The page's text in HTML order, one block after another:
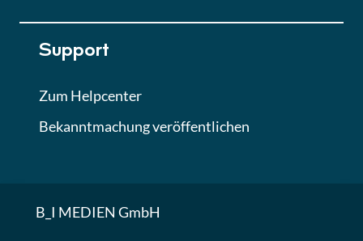
Support
Zum Helpcenter
Bekanntmachung veröffentlichen
B_I MEDIEN GmbH